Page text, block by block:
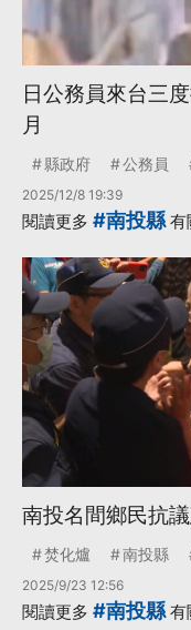
日公務員來台三
月
縣政府 公務員
2025/12/8 19:39
閱讀更多 #南投縣有
南投名間鄉民抗
焚化爐 南投縣
2025/9/23 12:56
閱讀更多 #南投縣有